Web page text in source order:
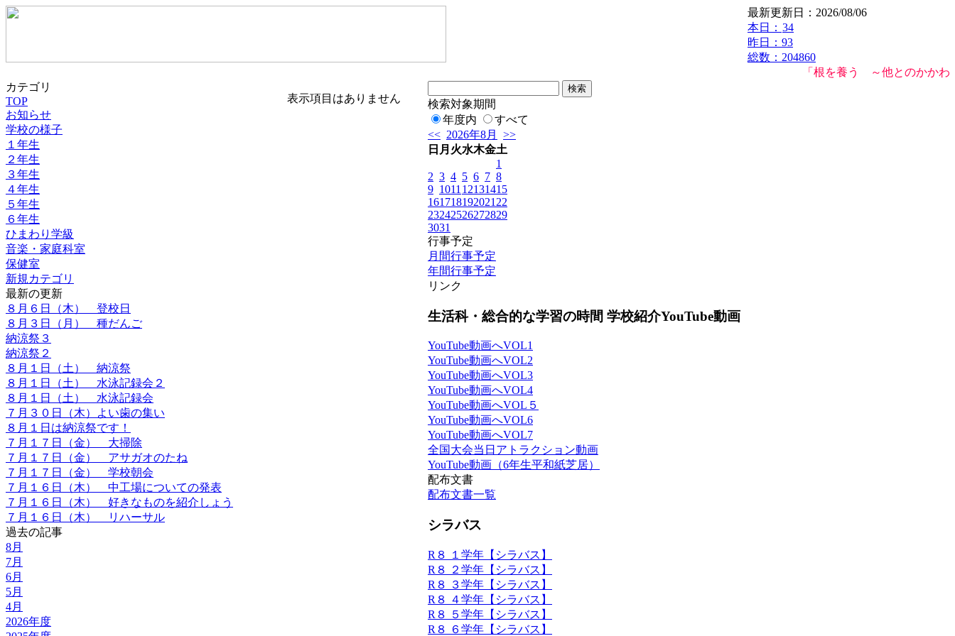
最新更新日：2026/08/06
本日： 34
昨日：93
総数：204860
「根を養う ～他とのかかわ
カテゴリ
TOP
お知らせ
学校の様子
１年生
２年生
３年生
４年生
５年生
６年生
ひまわり学級
音楽・家庭科室
保健室
新規カテゴリ
最新の更新
８月６日（木） 登校日
８月３日（月） 種だんご
納涼祭３
納涼祭２
８月１日（土） 納涼祭
８月１日（土） 水泳記録会２
８月１日（土） 水泳記録会
７月３０日（木）よい歯の集い
８月１日は納涼祭です！
７月１７日（金） 大掃除
７月１７日（金） アサガオのたね
７月１７日（金） 学校朝会
７月１６日（木） 中工場についての発表
７月１６日（木） 好きなものを紹介しょう
７月１６日（木） リハーサル
過去の記事
8月
7月
6月
5月
4月
2026年度
表示項目はありません
検索対象期間
年度内
すべて
<< 2026年8月
>>
日 月 火水木金土
1
2 3 4 5 6 7 8
9 1011 12131415
161718192021 22
23242526272829
3031
行事予定
月間行事予定
年間行事予定
リンク
生活科・総合的な学習の時間 学校紹介YouTube動画
YouTube動画へVOL1
YouTube動画へVOL2
YouTube動画へVOL3
YouTube動画へVOL4
YouTube動画へVOL５
YouTube動画へVOL6
YouTube動画へVOL7
全国大会当日アトラクション動画
YouTube動画（6年生平和紙芝居）
配布文書
配布文書一覧
シラバス
R８ １学年【シラバス】
R８ ２学年【シラバス】
R８ ３学年【シラバス】
R８ ４学年【シラバス】
R８ ５学年【シラバス】
R８ ６学年【シラバス】